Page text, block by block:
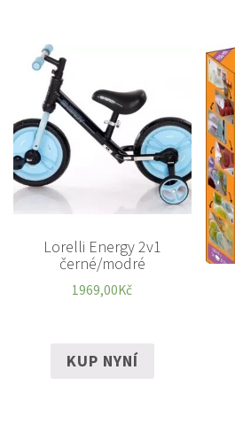
Lorelli Energy 2v1
černé/modré
1969,00Kč
KUP NYNÍ